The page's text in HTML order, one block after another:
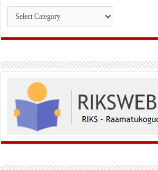
Rubriigid: